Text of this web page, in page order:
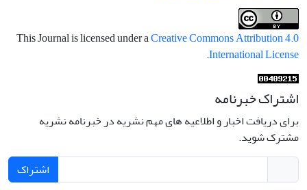
This Journal is licensed under aCreative Commons Attribution 4.0
International License
.
اشتراک خبرنامه
برای دریافت اخبار و اطلاعیه های مهم نشریه در خبرنامه نشریه
مشترک شوید.
اشتراک